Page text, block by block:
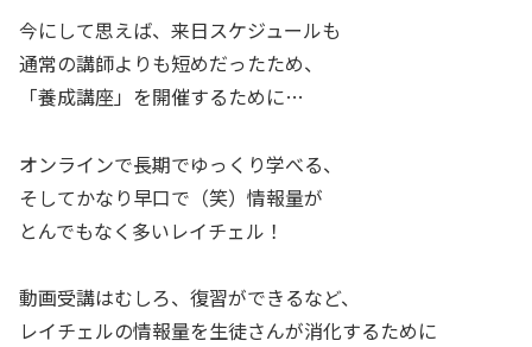
今にして思えば、来日スケジュールも
通常の講師よりも短めだったため、
「養成講座」を開催するために…
オンラインで長期でゆっくり学べる、
そしてかなり早口で（笑）情報量が
とんでもなく多いレイチェル！
動画受講はむしろ、復習ができるなど、
レイチェルの情報量を生徒さんが消化するために